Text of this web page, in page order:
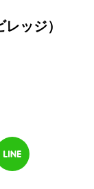
ッジ）